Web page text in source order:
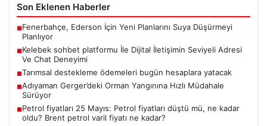
Son Eklenen Haberler
■Fenerbahçe, Ederson İçin Yeni Planlarını Suya Düşürmeyi
Planlıyor
■Kelebek sohbet platformu İle Dijital İletişimin Seviyeli Adresi
Ve Chat Deneyimi
■Tarımsal destekleme ödemeleri bugün hesaplara yatacak
■Adıyaman Gerger’deki Orman Yangınına Hızlı Müdahale
Sürüyor
■Petrol fiyatları 25 Mayıs: Petrol fiyatları düştü mü, ne kadar
oldu? Brent petrol varil fiyatı ne kadar?